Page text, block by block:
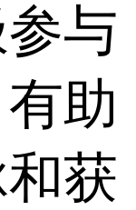
与
助
获